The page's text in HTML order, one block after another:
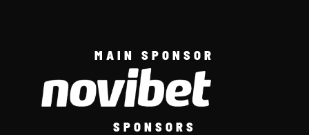
MAIN SPONSOR
SPONSORS